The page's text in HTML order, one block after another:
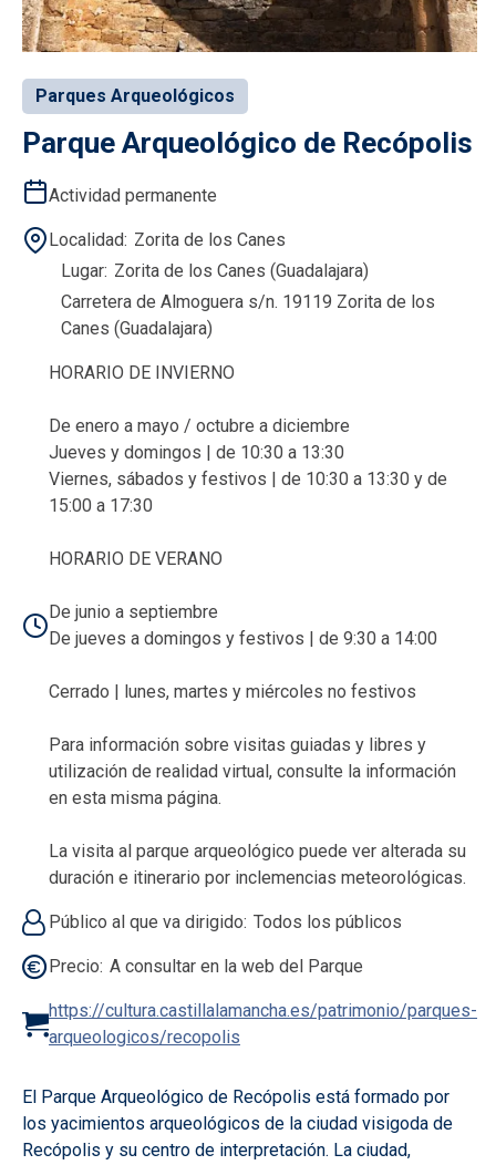
Parques Arqueológicos
Parque Arqueológico de Recópolis
Actividad permanente
Localidad
Zorita de los Canes
Lugar Zorita de los Canes (Guadalajara)
Carretera de Almoguera s/n. 19119 Zorita de los
Canes (Guadalajara)
HORARIO DE INVIERNO
De enero a mayo / octubre a diciembre
Jueves y domingos | de 10:30 a 13:30
Viernes, sábados y festivos | de 10:30 a 13:30 y de
15:00 a 17:30
HORARIO DE VERANO
De junio a septiembre
De jueves a domingos y festivos | de 9:30 a 14:00
Cerrado | lunes, martes y miércoles no festivos
Para información sobre visitas guiadas y libres y
utilización de realidad virtual, consulte la información
en esta misma página.
La visita al parque arqueológico puede ver alterada su
duración e itinerario por inclemencias meteorológicas.
Público al que va dirigido Todos los públicos
Precio A consultar en la web del Parque
https://cultura.castillalamancha.es/patrimonio/parques-
arqueologicos/recopolis
El Parque Arqueológico de Recópolis está formado por
los yacimientos arqueológicos de la ciudad visigoda de
Recópolis y su centro de interpretación. La ciudad,